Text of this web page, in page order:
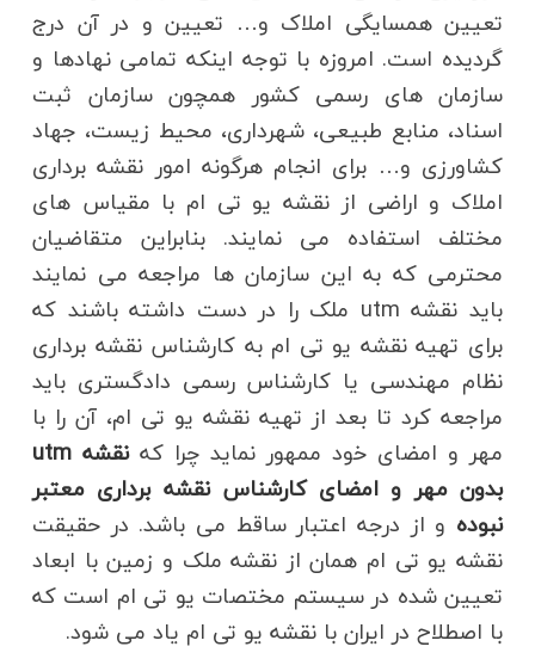
تعیین همسایگی املاک و… تعیین و در آن درج
گردیده است. امروزه با توجه اینکه تمامی نهادها و
سازمان های رسمی کشور همچون سازمان ثبت
اسناد، منابع طبیعی، شهرداری، محیط زیست، جهاد
کشاورزی و… برای انجام هرگونه امور نقشه برداری
املاک و اراضی از نقشه یو تی ام با مقیاس های
مختلف استفاده می نمایند. بنابراین متقاضیان
محترمی که به این سازمان ها مراجعه می نمایند
باید نقشه utm ملک را در دست داشته باشند که
برای تهیه نقشه یو تی ام به کارشناس نقشه برداری
نظام مهندسی یا کارشناس رسمی دادگستری باید
مراجعه کرد تا بعد از تهیه نقشه یو تی ام، آن را با
مهر و امضای خود ممهور نماید چرا که
نقشه utm
بدون مهر و امضای کارشناس نقشه برداری معتبر
نبوده و از درجه اعتبار ساقط می باشد. در حقیقت
نقشه یو تی ام همان از نقشه ملک و زمین با ابعاد
تعیین شده در سیستم مختصات یو تی ام است که
با اصطلاح در ایران با نقشه یو تی ام یاد می شود.